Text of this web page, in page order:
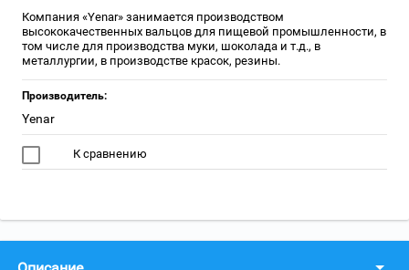
Компания «Yenar» занимается производством
высококачественных вальцов для пищевой промышленности, в
том числе для производства муки, шоколада и т.д., в
металлургии, в производстве красок, резины.
Производитель:
Yenar
К сравнению